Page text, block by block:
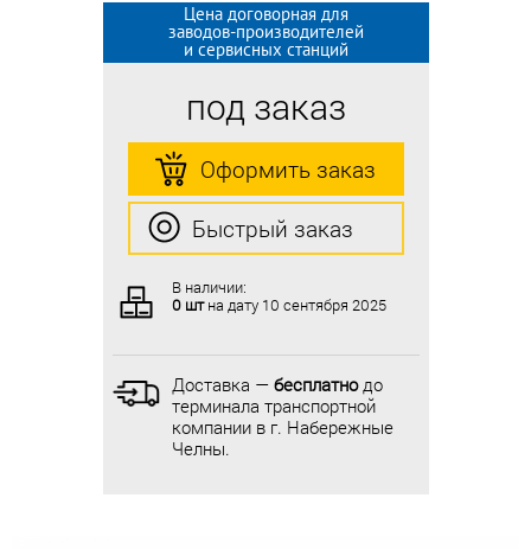
Цена договорная для
заводов-производителей
и сервисных станций
под заказ
Оформить заказ
Быстрый заказ
В наличии:
0 штна дату 10 сентября 2025
Доставка — бесплатнодо
терминала транспортной
компании в г. Набережные
Челны.
Цена договорная для
заводов-производителей
и сервисных станций
под заказ
Оформить заказ
Быстрый заказ
В наличии:
0 штна дату 10 сентября 2025
Доставка — бесплатнодо
терминала транспортной
компании в г. Набережные
Челны.